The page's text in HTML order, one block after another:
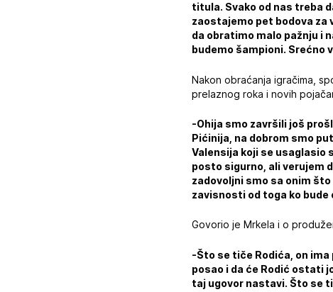
titula. Svako od nas treba
zaostajemo pet bodova
da obratimo malo pažnju i
budemo šampioni. Srećno
Nakon obraćanja igračima,
prelaznog roka i novih
-Ohija smo završili još
Pićinija, na dobrom smo
Valensija koji se usaglasio
posto sigurno, ali verujem
zadovoljni smo sa onim
zavisnosti od toga ko bude
Govorio je Mrkela i o
-Što se tiče Rodića, on
posao i da će Rodić ostati
taj ugovor nastavi. Što se